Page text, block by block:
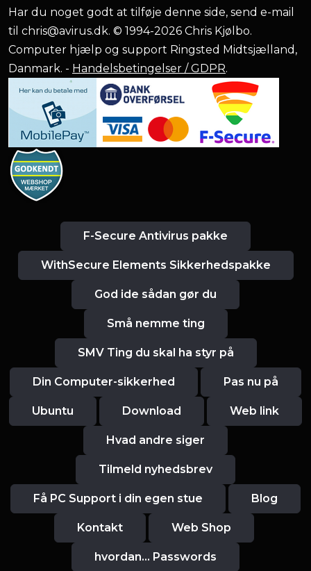
Har du noget godt at tilføje denne side, send e-mail
til chris@avirus.dk. © 1994-2026 Chris Kjølbo.
Computer hjælp og support Ringsted Midtsjælland,
Danmark. - Handelsbetingelser / GDPR.
F-Secure Antivirus pakke
WithSecure Elements Sikkerhedspakke
God ide sådan gør du
Små nemme ting
SMV Ting du skal ha styr på
Din Computer-sikkerhed Pas nu på
Ubuntu Download Web link
Hvad andre siger
Tilmeld nyhedsbrev
Få PC Support i din egen stue Blog
Kontakt Web Shop
hvordan... Passwords